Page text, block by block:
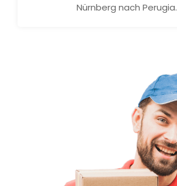
Nürnberg nach Perugia.